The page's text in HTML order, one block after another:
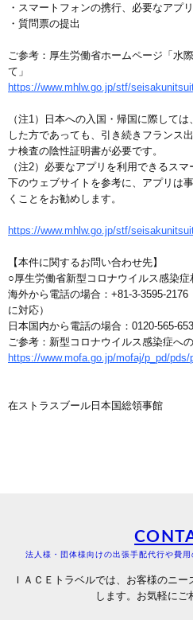
・スマートフォンの携行、必要なアプ
・質問票の提出
ご参考：厚生労働省ホームページ「水
て」
https://www.mhlw.go.jp/stf/
（注1）日本への入国・帰国に際して
した方であっても、引き続きフランス
ナ検査の陰性証明書が必要です。
（注2）必要なアプリを利用できるス
下のウェブサイトを参考に、アプリは
くことをお勧めします。
https://www.mhlw.go.jp/stf/
【本件に関するお問い合わせ先】
○厚生労働省新型コロナウイルス感染症
海外から電話の場合：+81-3-3595-
に対応）
日本国内から電話の場合：0120-565-653
ご参考：新型コロナウイルス感染症へ
https://www.mofa.go.jp/mofaj/p_pd/pds/
在ストラスブール日本国総領事館
法人様・団体様向けの出張手配代行や費
ＩＡＣＥトラベルでは、お客様のニ
します。お気軽にご